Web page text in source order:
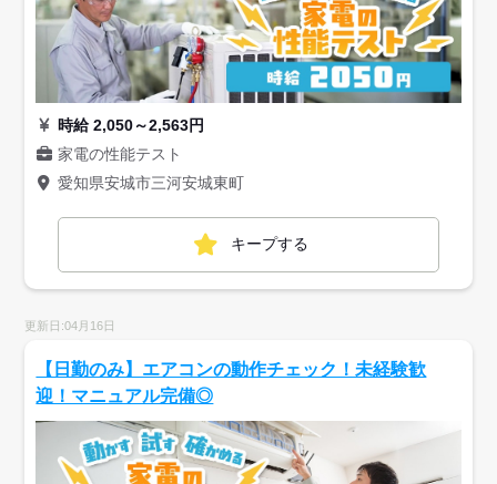
時給 2,050～2,563円
家電の性能テスト
愛知県安城市三河安城東町
キープする
更新日:04月16日
【日勤のみ】エアコンの動作チェック！未経験歓
迎！マニュアル完備◎